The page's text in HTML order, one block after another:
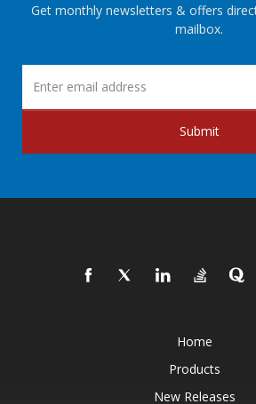
Get monthly newsletters & offers
mailbox.
Submit
Home
Products
New Releases